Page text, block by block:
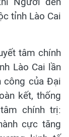
tỉnh Lào Cai
tâm chính
Lào Cai lần
công của Đại
kết, thống
chính trị:
cực tăng